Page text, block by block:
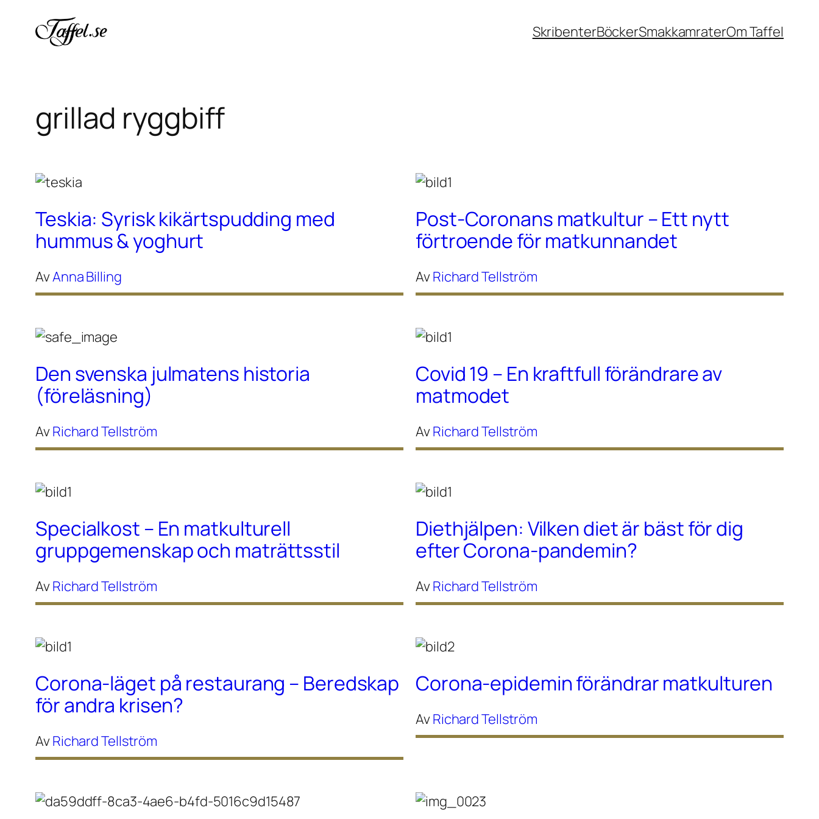
innehåll
SkribenterBöckerSmakkamraterOm Taffel
grillad ryggbiff
Teskia: Syrisk kikärtspudding med
hummus & yoghurt
AvAnna Billing
Post-Coronans matkultur – Ett nytt
förtroende för matkunnandet
AvRichard Tellström
Den svenska julmatens historia
(föreläsning)
AvRichard Tellström
Covid 19 – En kraftfull förändrare av
matmodet
AvRichard Tellström
Specialkost – En matkulturell
gruppgemenskap och maträttsstil
AvRichard Tellström
Diethjälpen: Vilken diet är bäst för dig
efter Corona-pandemin?
AvRichard Tellström
Corona-läget på restaurang – Beredskap
för andra krisen?
AvRichard Tellström
Corona-epidemin förändrar matkulturen
AvRichard Tellström